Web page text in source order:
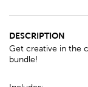
DESCRIPTION
Get creative in the
bundle!